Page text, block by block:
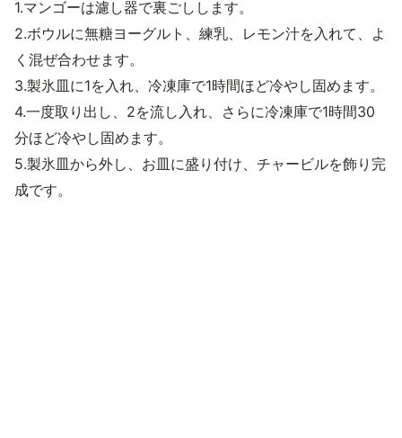
1.マンゴーは濾し器で裏ごしします。
2.ボウルに無糖ヨーグルト、練乳、レモン汁を入れて、よ
く混ぜ合わせます。
3.製氷皿に1を入れ、冷凍庫で1時間ほど冷やし固めます。
4.一度取り出し、2を流し入れ、さらに冷凍庫で1時間30
分ほど冷やし固めます。
5.製氷皿から外し、お皿に盛り付け、チャービルを飾り完
成です。